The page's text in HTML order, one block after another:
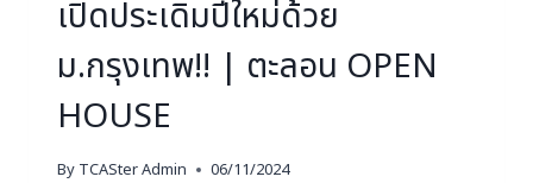
เปิดประเดิมปีใหม่ด้วย
ม.กรุงเทพ!! | ตะลอน OPEN
HOUSE
By TCASter Admin 06/11/2024